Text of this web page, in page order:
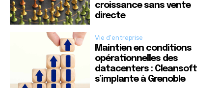
croissance sans vente
directe
Vie d'entreprise
Maintien en conditions
opérationnelles des
datacenters : Cleansoft
s’implante à Grenoble